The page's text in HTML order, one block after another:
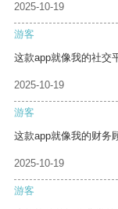
2025-10-19
游客
这款app就像我的社交
2025-10-19
游客
这款app就像我的财务
2025-10-19
游客